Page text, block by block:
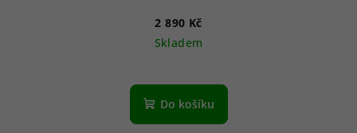
2 890 Kč
Skladem
Do košíku